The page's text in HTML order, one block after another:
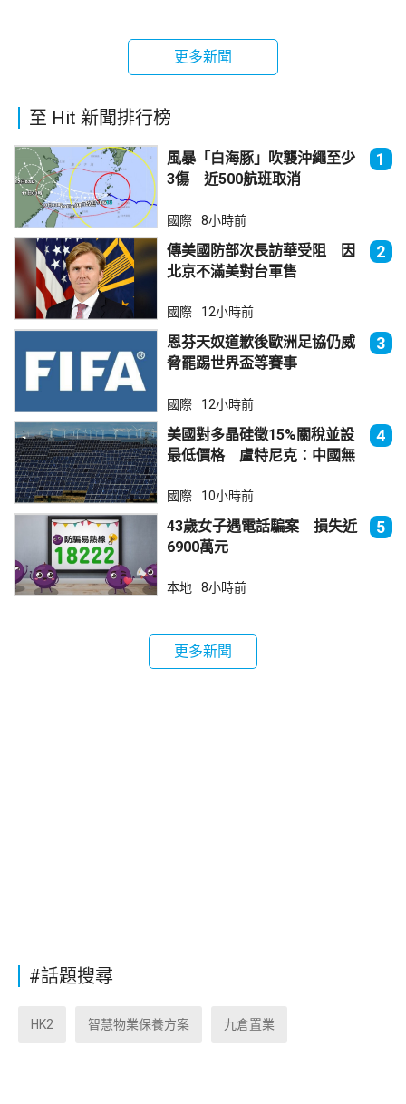
更多新聞
至 Hit 新聞排行榜
風暴「白海豚」吹襲沖繩至少
3傷 近500航班取消
1
國際 8小時前
傳美國防部次長訪華受阻 因
北京不滿美對台軍售
2
國際 12小時前
恩芬天奴道歉後歐洲足協仍威
脅罷踢世界盃等賽事
3
國際 12小時前
美國對多晶硅徵15%關稅並設
最低價格 盧特尼克：中國無
4
國際 10小時前
43歲女子遇電話騙案 損失近
6900萬元
5
本地 8小時前
更多新聞
#話題搜尋
HK2 智慧物業保養方案 九倉置業